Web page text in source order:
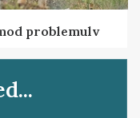
problemulv